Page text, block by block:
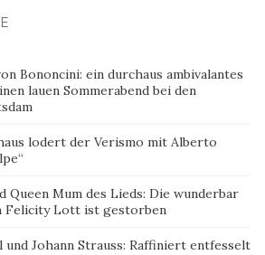
Bononcini: ein durchaus ambivalantes
lauen Sommerabend bei den
lodert der Verismo mit Alberto
Queen Mum des Lieds: Die wunderbar
Felicity Lott ist gestorben
und Johann Strauss: Raffiniert entfesselt